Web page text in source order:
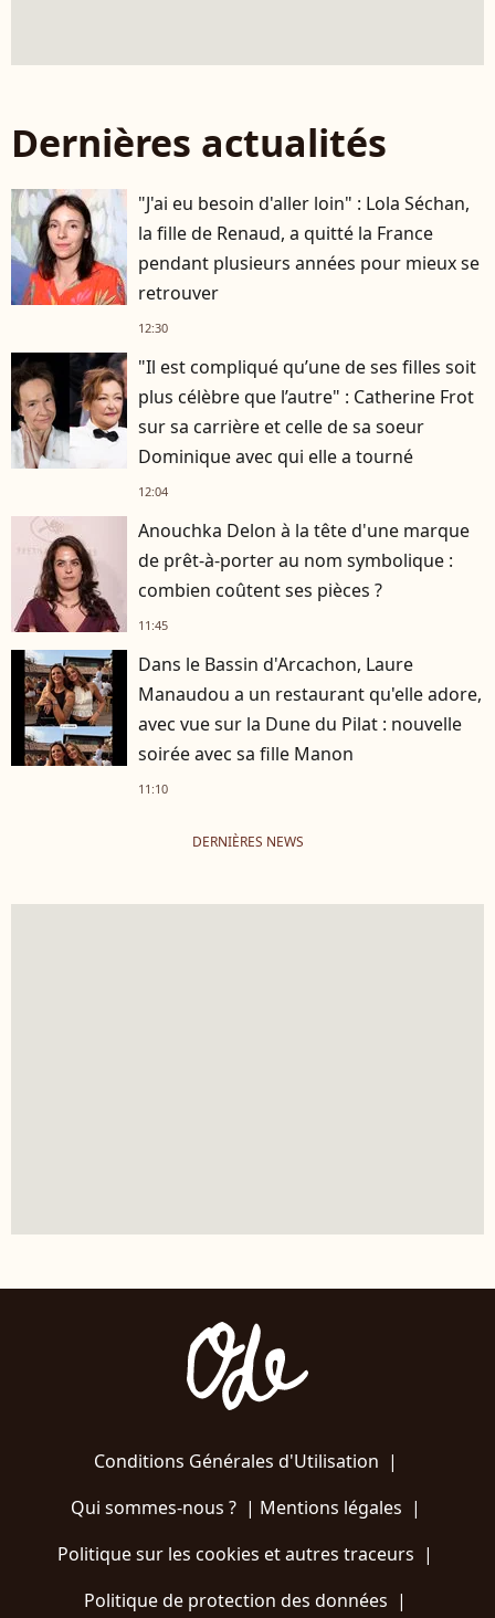
Dernières actualités
"J'ai eu besoin d'aller loin" : Lola Séchan,
la fille de Renaud, a quitté la France
pendant plusieurs années pour mieux se
retrouver
12:30
"Il est compliqué qu’une de ses filles soit
plus célèbre que l’autre" : Catherine Frot
sur sa carrière et celle de sa soeur
Dominique avec qui elle a tourné
12:04
Anouchka Delon à la tête d'une marque
de prêt-à-porter au nom symbolique :
combien coûtent ses pièces ?
11:45
Dans le Bassin d'Arcachon, Laure
Manaudou a un restaurant qu'elle adore,
avec vue sur la Dune du Pilat : nouvelle
soirée avec sa fille Manon
11:10
DERNIÈRES NEWS
Conditions Générales d'Utilisation |
Qui sommes-nous ?| Mentions légales |
Politique sur les cookies et autres traceurs |
Politique de protection des données |